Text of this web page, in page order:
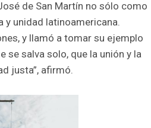
de San Martín no sólo como
y unidad latinoamericana.
y llamó a tomar su ejemplo
se salva solo, que la unión y la
justa”, afirmó.